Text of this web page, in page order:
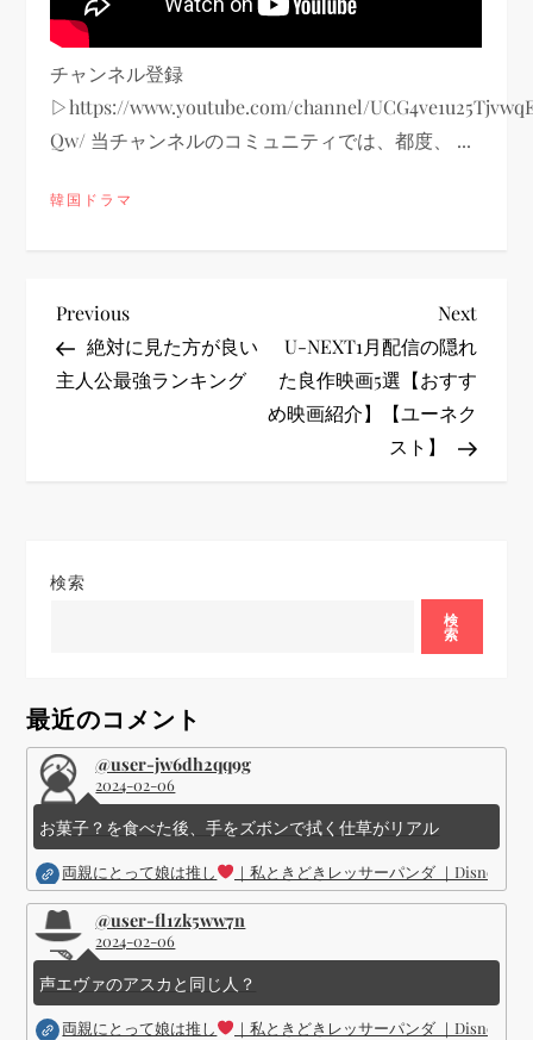
チャンネル登録
▷https://www.youtube.com/channel/
Qw/ 当チャンネルのコミュニティでは、都度、 ...
韓国ドラマ
投
稿
ー
ョ
ン
Previous
Post
Previous
絶対に見た方が良い
主人公最強ランキング
Next
Next
U-NEXT1月配信の隠れ
た良作映画5選【おすす
め映画紹介】【ユーネク
スト】
検索
検
索
最近のコメント
@user-jw6dh2qq9g
2024-02-06
お菓子？を食べた後、手をズボンで拭く仕草がリアル
両親にとって娘は推し ｜私ときどきレッサーパンダ ｜Disney (
@user-fl1zk5ww7n
2024-02-06
声エヴァのアスカと同じ人？
両親にとって娘は推し ｜私ときどきレッサーパンダ ｜Disney (